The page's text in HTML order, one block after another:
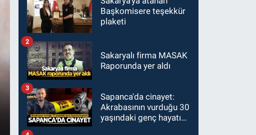
Başkomisere teşekkür
plaketi
Sakaryalı firma MASAK
Raporunda yer aldı
2
Sapanca'da cinayet:
Akrabasının vurduğu 30
yaşındaki genç hayatını
3